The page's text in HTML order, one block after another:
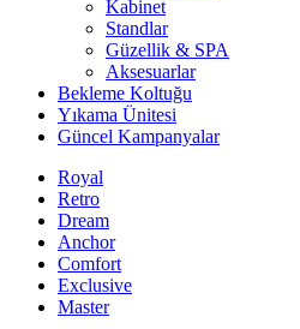
Kabinet
Standlar
Güzellik & SPA
Aksesuarlar
Bekleme Koltuğu
Yıkama Ünitesi
Güncel Kampanyalar
Royal
Retro
Dream
Anchor
Comfort
Exclusive
Master